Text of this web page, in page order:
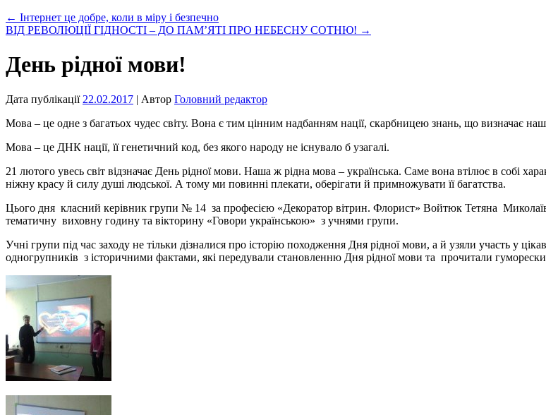
← Інтернет це добре, коли в міру і безпечно
ВІД РЕВОЛЮЦІЇ ГІДНОСТІ – ДО ПАМ’ЯТІ ПРО НЕБЕСНУ СОТНЮ! →
День рідної мови!
Дата публікації 22.02.2017 | Автор Головний редактор
Мова – це одне з багатьох чудес світу. Вона є тим цінним надбанням нації, скарбницею знань, що визначає
Мова – це ДНК нації, її генетичний код, без якого народу не існувало б узагалі.
21 лютого увесь світ відзначає День рідної мови. Наша ж рідна мова – українська. Саме вона втілює в собі
ніжну красу й силу душі людської. А тому ми повинні плекати, оберігати й примножувати її багатства.
Цього дня класний керівник групи № 14 за професією «Декоратор вітрин. Флорист» Войтюк Тетяна
тематичну виховну годину та вікторину «Говори українською» з учнями групи.
Учні групи під час заходу не тільки дізналися про історію походження Дня рідної мови, а й узяли участь у
одногрупників з історичними фактами, які передували становленню Дня рідної мови та прочитали